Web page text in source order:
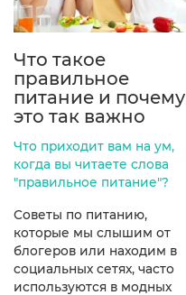
Что такое
правильное
питание и почему
это так важно
Что приходит вам на ум,
когда вы читаете слова
"правильное питание"?
Советы по питанию,
которые мы слышим от
блогеров или находим в
социальных сетях, часто
используются в модных